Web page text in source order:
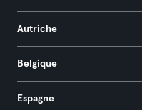
Autriche
Belgique
Espagne